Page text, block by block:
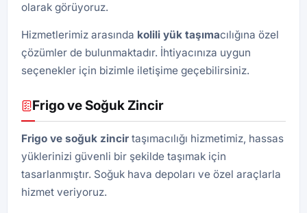
olarak görüyoruz.
Hizmetlerimiz arasında kolili yük taşımacılığına özel
çözümler de bulunmaktadır. İhtiyacınıza uygun
seçenekler için bizimle iletişime geçebilirsiniz.
Frigo ve Soğuk Zincir
Frigo ve soğuk zincir taşımacılığı hizmetimiz, hassas
yüklerinizi güvenli bir şekilde taşımak için
tasarlanmıştır. Soğuk hava depoları ve özel araçlarla
hizmet veriyoruz.